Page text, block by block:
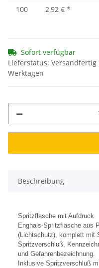
100
2,92 € *
Sofort verfügbar
Lieferstatus: Versandfertig
Werktagen
Beschreibung
Spritzflasche mit Aufdruck
Enghals-Spritzflasche aus
(Lichtschutz), komplett mit
Spritzverschluß,
und Gefahrenbezeichnung.
Inklusive Spritzverschluß